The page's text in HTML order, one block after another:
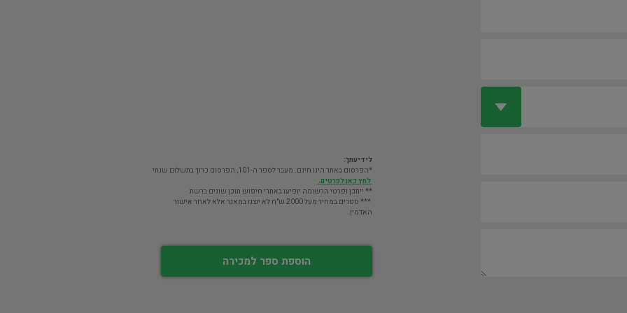
לידיעתך:
*הפרסום באתר הינו חינם. מעבר לספר ה-101, הפרסום כרוך בתשלום שנתי
לחץ כאן לפרטים.
** ייתכן ופרטי הרשומה יופיעו באתרי חיפוש תוכן שונים ברשת
*** ספרים במחיר מעל 2000 ש"ח לא יוצגו במאגר אלא לאחר אישור
האדמין.
הוספת ספר למכירה